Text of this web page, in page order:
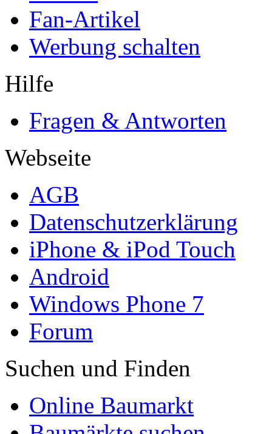
Fan-Artikel
Werbung schalten
Hilfe
Fragen & Antworten
Webseite
AGB
Datenschutzerklärung
iPhone & iPod Touch
Android
Windows Phone 7
Forum
Suchen und Finden
Online Baumarkt